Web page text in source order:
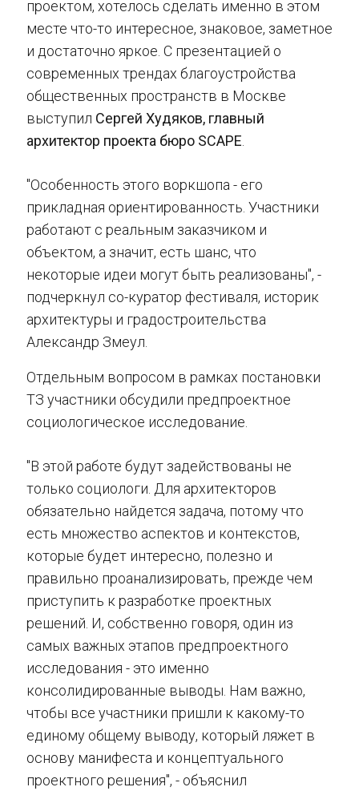
проектом, хотелось сделать именно в этом
месте что-то интересное, знаковое, заметное
и достаточно яркое. С презентацией о
современных трендах благоустройства
общественных пространств в Москве
выступил Сергей Худяков, главный
архитектор проекта бюро SCAPE
"Особенность этого воркшопа - его
прикладная ориентированность. Участники
работают с реальным заказчиком и
объектом, а значит, есть шанс, что
некоторые идеи могут быть реализованы", -
подчеркнул со-куратор фестиваля, историк
архитектуры и градостроительства
Александр Змеул.
Отдельным вопросом в рамках постановки
ТЗ участники обсудили предпроектное
социологическое исследование.
"В этой работе будут задействованы не
только социологи. Для архитекторов
обязательно найдется задача, потому что
есть множество аспектов и контекстов,
которые будет интересно, полезно и
правильно проанализировать, прежде чем
приступить к разработке проектных
решений. И, собственно говоря, один из
самых важных этапов предпроектного
исследования - это именно
консолидированные выводы. Нам важно,
чтобы все участники пришли к какому-то
единому общему выводу, который ляжет в
основу манифеста и концептуального
проектного решения", - объяснил